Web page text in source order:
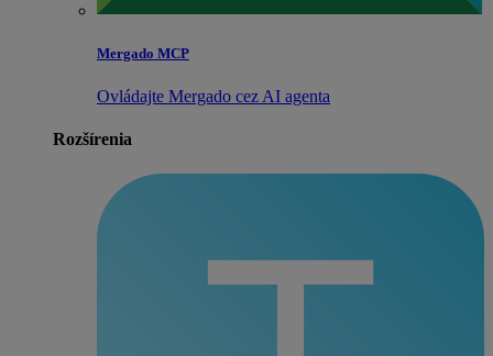
Mergado MCP
Ovládajte Mergado cez AI agenta
Rozšírenia